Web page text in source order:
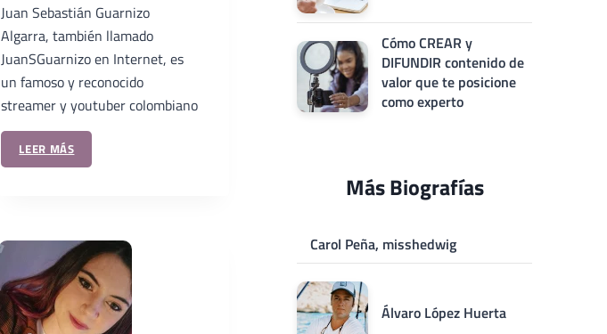
Juan Sebastián Guarnizo
Algarra, también llamado
JuanSGuarnizo en Internet, es
un famoso y reconocido
streamer y youtuber colombiano
LEER MÁS
Cómo CREAR y
DIFUNDIR contenido de
valor que te posicione
como experto
Más Biografías
Carol Peña, misshedwig
Álvaro López Huerta